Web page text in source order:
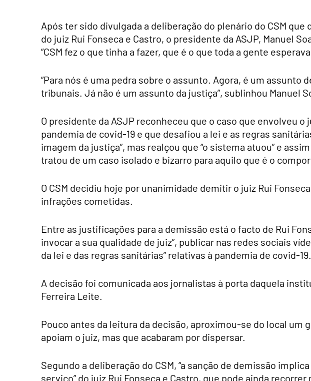
Após ter sido divulgada a deliberação do plenário do CSM
do juiz Rui Fonseca e Castro, o presidente da ASJP, Manuel
“CSM fez o que tinha a fazer, que é o que toda a gente
“Para nós é uma pedra sobre o assunto. Agora, é um assunto
tribunais. Já não é um assunto da justiça”, sublinhou Manuel
O presidente da ASJP reconheceu que o caso que envolveu o
pandemia de covid-19 e que desafiou a lei e as regras
imagem da justiça”, mas realçou que “o sistema atuou” e
tratou de um caso isolado e bizarro para aquilo que é o
O CSM decidiu hoje por unanimidade demitir o juiz Rui
infrações cometidas.
Entre as justificações para a demissão está o facto de Rui
invocar a sua qualidade de juiz”, publicar nas redes sociais
da lei e das regras sanitárias” relativas à pandemia de covid-19.
A decisão foi comunicada aos jornalistas à porta daquela
Ferreira Leite.
Pouco antes da leitura da decisão, aproximou-se do local um
apoiam o juiz, mas que acabaram por dispersar.
Segundo a deliberação do CSM, “a sanção de demissão
serviço” do juiz Rui Fonseca e Castro, que pode ainda